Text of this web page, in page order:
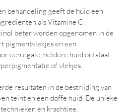
behandeling geeft de huid een
als Vitamine C,
beter worden opgenomen in de
pigmentvlekjes en een
een egale, heldere huid ontstaat.
of vlekjes.
resultaten in de bestrijding van
teint en een doffe huid. De unieke
en krachtige,